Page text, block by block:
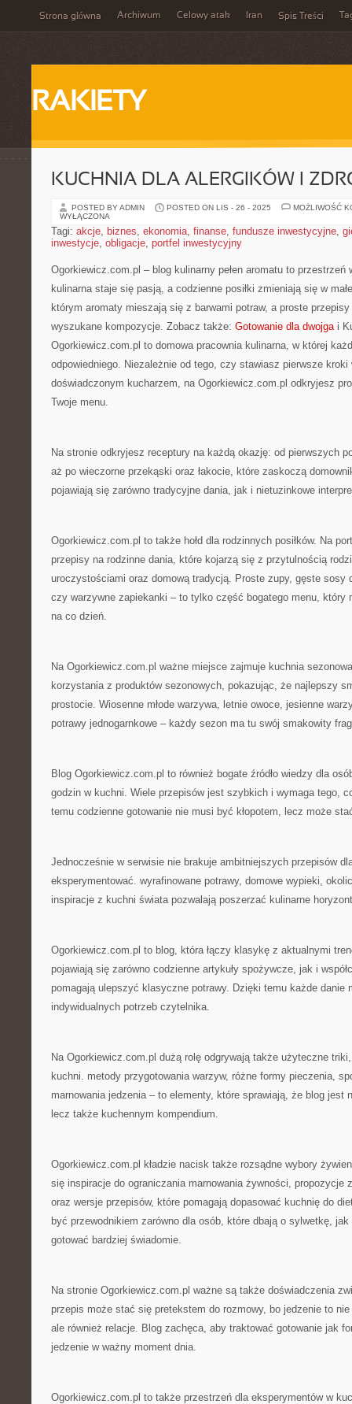
Strona główna Archiwum Celowy atak Iran Spis Treści
RAKIETY
KUCHNIA DLA ALERGIKÓW I
POSTED BY ADMIN POSTED ON LIS - 26 - 2025
MOŻLIWOŚĆ
WYŁĄCZONA
Tagi: akcje, biznes, ekonomia, finanse, fundusze inwestycyjne,
inwestycje, obligacje, portfel inwestycyjny
Ogorkiewicz.com.pl – blog kulinarny pełen aromatu to
kulinarna staje się pasją, a codzienne posiłki zmieniają się w
którym aromaty mieszają się z barwami potraw, a proste
wyszukane kompozycje. Zobacz także: Gotowanie dla dwojgai
Ogorkiewicz.com.pl to domowa pracownia kulinarna, w której
odpowiedniego. Niezależnie od tego, czy stawiasz pierwsze
doświadczonym kucharzem, na Ogorkiewicz.com.pl odkryjesz
Twoje menu.
Na stronie odkryjesz receptury na każdą okazję: od pierwszych
aż po wieczorne przekąski oraz łakocie, które zaskoczą
pojawiają się zarówno tradycyjne dania, jak i nietuzinkowe
Ogorkiewicz.com.pl to także hołd dla rodzinnych posiłków. Na
przepisy na rodzinne dania, które kojarzą się z przytulnością
uroczystościami oraz domową tradycją. Proste zupy, gęste sosy
czy warzywne zapiekanki – to tylko część bogatego menu, który
na co dzień.
Na Ogorkiewicz.com.pl ważne miejsce zajmuje kuchnia
korzystania z produktów sezonowych, pokazując, że najlepszy
prostocie. Wiosenne młode warzywa, letnie owoce, jesienne
potrawy jednogarnkowe – każdy sezon ma tu swój smakowity
Blog Ogorkiewicz.com.pl to również bogate źródło wiedzy dla
godzin w kuchni. Wiele przepisów jest szybkich i wymaga tego,
temu codzienne gotowanie nie musi być kłopotem, lecz może
Jednocześnie w serwisie nie brakuje ambitniejszych przepisów
eksperymentować. wyrafinowane potrawy, domowe wypieki,
inspiracje z kuchni świata pozwalają poszerzać kulinarne
Ogorkiewicz.com.pl to blog, która łączy klasykę z aktualnymi
pojawiają się zarówno codzienne artykuły spożywcze, jak i
pomagają ulepszyć klasyczne potrawy. Dzięki temu każde danie
indywidualnych potrzeb czytelnika.
Na Ogorkiewicz.com.pl dużą rolę odgrywają także użyteczne
kuchni. metody przygotowania warzyw, różne formy pieczenia,
marnowania jedzenia – to elementy, które sprawiają, że blog jest
lecz także kuchennym kompendium.
Ogorkiewicz.com.pl kładzie nacisk także rozsądne wybory
się inspiracje do ograniczania marnowania żywności, propozycje
oraz wersje przepisów, które pomagają dopasować kuchnię do
być przewodnikiem zarówno dla osób, które dbają o sylwetkę,
gotować bardziej świadomie.
Na stronie Ogorkiewicz.com.pl ważne są także doświadczenia
przepis może stać się pretekstem do rozmowy, bo jedzenie to
ale również relacje. Blog zachęca, aby traktować gotowanie jak
jedzenie w ważny moment dnia.
Ogorkiewicz.com.pl to także przestrzeń dla eksperymentów w